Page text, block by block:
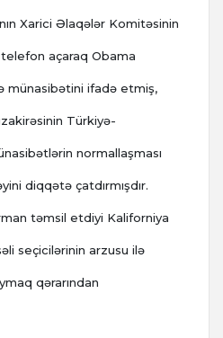
Xarici Əlaqələr Komitəsinin
açaraq Obama
münasibətini ifadə etmiş,
Türkiyə-
normallaşması
diqqətə çatdırmışdır.
təmsil etdiyi Kaliforniya
seçicilərinin arzusu ilə
qərarından